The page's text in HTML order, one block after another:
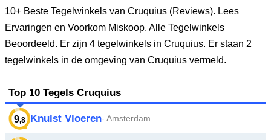
10+ Beste Tegelwinkels van Cruquius (Reviews). Lees
Ervaringen en Voorkom Miskoop. Alle Tegelwinkels
Beoordeeld. Er zijn 4 tegelwinkels in Cruquius. Er staan 2
tegelwinkels in de omgeving van Cruquius vermeld.
Top 10 Tegels Cruquius
9,8 Knulst Vloeren- Amsterdam